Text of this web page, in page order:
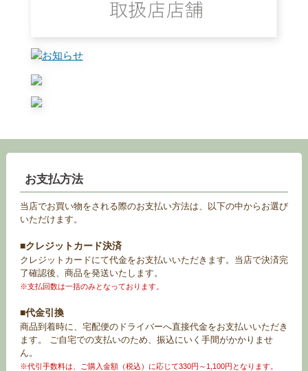
お支払方法
当店でお買い物をされる際のお支払い方法は、以下の中からお選び
いただけます。
■クレジットカード決済
クレジットカードにて代金をお支払いいただきます。当店で決済完
了確認後、商品を発送いたします。
※支払回数は一括のみとなっております。
■代金引換
商品到着時に、宅配便のドライバーへ直接代金をお支払いいただき
ます。 ご自宅での支払いのため、振込にいく手間がかかりませ
ん。
※代引手数料は、ご購入金額（税込）に応じて330円～1,100円となります。